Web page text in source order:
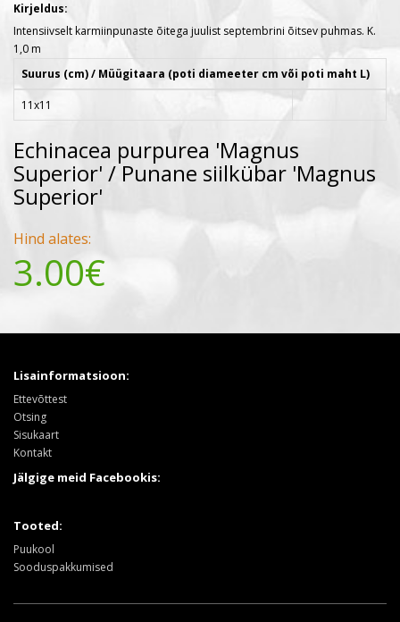
Kirjeldus:
Intensiivselt karmiinpunaste õitega juulist septembrini õitsev puhmas. K.
1,0 m
Suurus (cm) / Müügitaara (poti diameeter cm või poti maht L)
11x11
Echinacea purpurea 'Magnus
Superior' / Punane siilkübar 'Magnus
Superior'
3.00€
Hind alates:
Lisainformatsioon:
Ettevõttest
Otsing
Sisukaart
Kontakt
Jälgige meid Facebookis:
Tooted:
Puukool
Sooduspakkumised